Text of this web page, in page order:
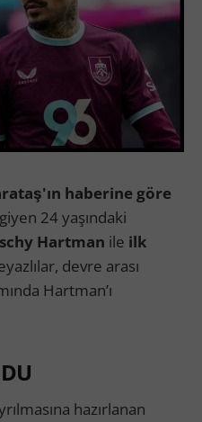
haberine göre
24 yaşındaki
Hartman ile ilk
devre arası
Hartman’ı
hazırlanan